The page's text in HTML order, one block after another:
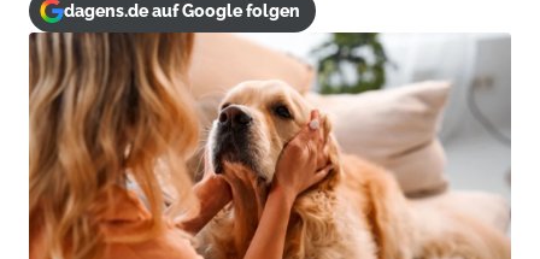
dagens.de auf Google folgen